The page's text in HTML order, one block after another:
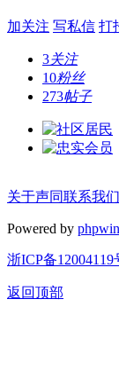
加关注 写私信 打
3关注
10粉丝
273帖子
关于声同联系我们
Powered by
浙ICP备12004119
返回顶部